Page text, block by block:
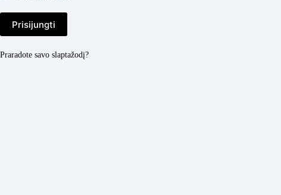
Prisijungti
Praradote savo slaptažodį?